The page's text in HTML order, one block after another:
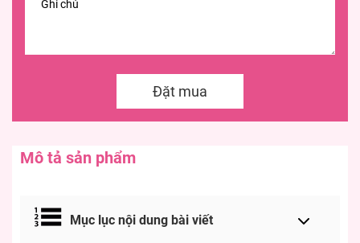
Đặt mua
Mô tả sản phẩm
Mục lục nội dung bài viết